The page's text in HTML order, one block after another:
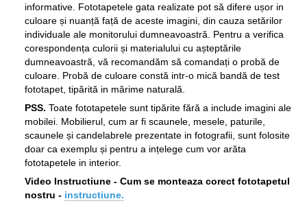
informative. Fototapetele gata realizate pot să difere ușor in
culoare și nuanță față de aceste imagini, din cauza setărilor
individuale ale monitorului dumneavoastră. Pentru a verifica
corespondența culorii și materialului cu așteptările
dumneavoastră, vă recomandăm să comandați o probă de
culoare. Probă de culoare constă intr-o mică bandă de test
fototapet, tipărită in mărime naturală.
PSS. Toate fototapetele sunt tipărite fără a include imagini ale
mobilei. Mobilierul, cum ar fi scaunele, mesele, paturile,
scaunele și candelabrele prezentate in fotografii, sunt folosite
doar ca exemplu și pentru a ințelege cum vor arăta
fototapetele in interior.
Video Instructiune - Cum se monteaza corect fototapetul
nostru - instructiune.